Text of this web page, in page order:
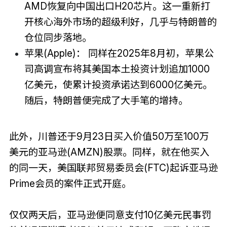
AMD恢复向中国出口H20芯片。这一重新打
开核心海外市场的超级利好，几乎与特朗普的
仓位同步落地。
苹果(Apple)： 同样在2025年8月初，苹果公
司高调宣布将其美国本土投资计划追加1000
亿美元，使累计投资承诺达到6000亿美元。
随后，特朗普便完成了大手笔的增持。
此外，川普还于9月23日买入价值50万至100万
美元的亚马逊(AMZN)股票。同样，就在他买入
的同一天，美国联邦贸易委员会(FTC)起诉亚马逊
Prime会员的案件正式开庭。
仅仅两天后，亚马逊便同意支付10亿美元民事罚